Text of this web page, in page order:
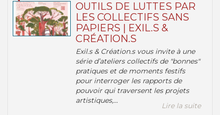
OUTILS DE LUTTES PAR
LES COLLECTIFS SANS
PAPIERS | EXIL.S &
CRÉATION.S
Exil.s & Création.s vous invite à une
série d’ateliers collectifs de "bonnes"
pratiques et de moments festifs
pour interroger les rapports de
pouvoir qui traversent les projets
artistiques,...
Lire la suite